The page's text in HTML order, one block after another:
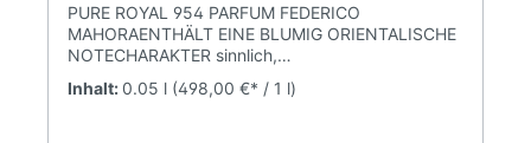
PURE ROYAL 954 PARFUM FEDERICO
MAHORAENTHÄLT EINE BLUMIG ORIENTALISCHE
NOTECHARAKTER sinnlich,
romantischDUFTNOTENKOPFNOTE Salbei,
Muskatellersalbei, EukalyptusHERZNOTE
Inhalt: 0.05 l (498,00 €* / 1 l)